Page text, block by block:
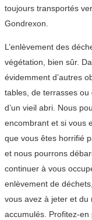
toujours transportés
Gondrexon.
L’enlèvement des
végétation, bien sûr.
évidemment d’autres
tables, de terrasses
d’un vieil abri. Nous
encombrant et si vous
que vous êtes horrifié
et nous pourrons
continuer à vous
enlèvement de
vous avez à jeter et du
accumulés. Profitez-